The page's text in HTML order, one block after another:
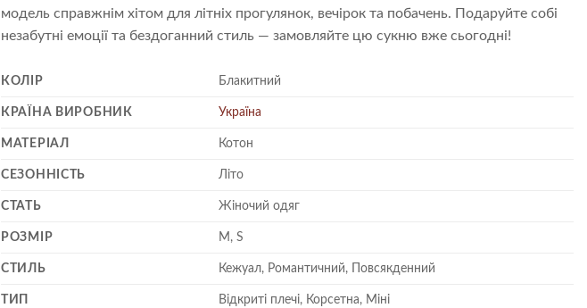
модель справжнім хітом для літніх прогулянок, вечірок та побачень. Подаруйте собі
незабутні емоції та бездоганний стиль — замовляйте цю сукню вже сьогодні!
КОЛІР Блакитний
КРАЇНА ВИРОБНИК Україна
МАТЕРІАЛ Котон
СЕЗОННІСТЬ Літо
СТАТЬ Жіночий одяг
РОЗМІР M, S
СТИЛЬ Кежуал, Романтичний, Повсякденний
ТИП Відкриті плечі, Корсетна, Міні